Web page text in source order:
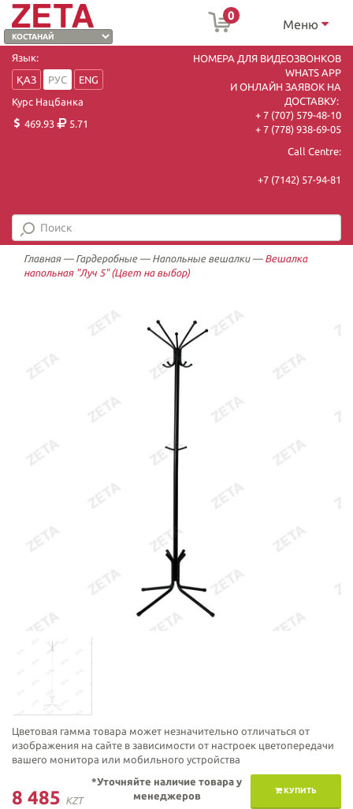
0
Меню
Язык:
ҚАЗ
РУС
ENG
Курс Нацбанка
469.93
5.71
НОМЕРА ДЛЯ ВИДЕОЗВОНКОВ
WHATS APP
И ОНЛАЙН ЗАЯВОК НА
ДОСТАВКУ:
+ 7 (707) 579-48-10
+ 7 (778) 938-69-05
Call Centre:
+7 (7142) 57-94-81
Главная— Гардеробные— Напольные вешалки— Вешалка
напольная "Луч 5" (Цвет на выбор)
Цветовая гамма товара может незначительно отличаться от
изображения на сайте в зависимости от настроек цветопередачи
вашего монитора или мобильного устройства
8 485 KZT
КУПИТЬ
*Уточняйте наличие товара у
менеджеров